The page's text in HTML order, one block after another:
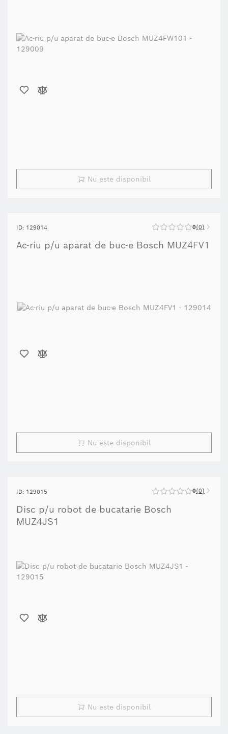
Nu este disponibil
ID: 129014 0 0
Ac-riu p/u aparat de buc-e Bosch MUZ4FV1
Nu este disponibil
ID: 129015 0 0
Disc p/u robot de bucatarie Bosch
MUZ4JS1
Nu este disponibil